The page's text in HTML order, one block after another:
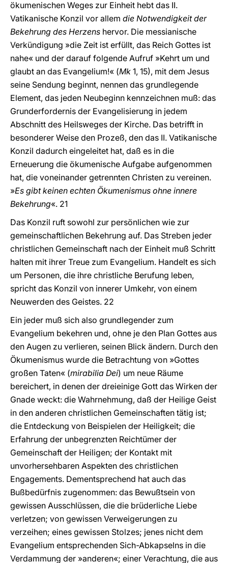
ökumenischen Weges zur Einheit hebt das II.
Vatikanische Konzil vor allem die Notwendigkeit der
Bekehrung des Herzens hervor. Die messianische
Verkündigung »die Zeit ist erfüllt, das Reich Gottes ist
nahe« und der darauf folgende Aufruf »Kehrt um und
glaubt an das Evangelium!« (Mk 1, 15), mit dem Jesus
seine Sendung beginnt, nennen das grundlegende
Element, das jeden Neubeginn kennzeichnen muß: das
Grunderfordernis der Evangelisierung in jedem
Abschnitt des Heilsweges der Kirche. Das betrifft in
besonderer Weise den Prozeß, den das II. Vatikanische
Konzil dadurch eingeleitet hat, daß es in die
Erneuerung die ökumenische Aufgabe aufgenommen
hat, die voneinander getrennten Christen zu vereinen.
»Es gibt keinen echten Ökumenismus ohne innere
Bekehrung«. 21
Das Konzil ruft sowohl zur persönlichen wie zur
gemeinschaftlichen Bekehrung auf. Das Streben jeder
christlichen Gemeinschaft nach der Einheit muß Schritt
halten mit ihrer Treue zum Evangelium. Handelt es sich
um Personen, die ihre christliche Berufung leben,
spricht das Konzil von innerer Umkehr, von einem
Neuwerden des Geistes. 22
Ein jeder muß sich also grundlegender zum
Evangelium bekehren und, ohne je den Plan Gottes aus
den Augen zu verlieren, seinen Blick ändern. Durch den
Ökumenismus wurde die Betrachtung von »Gottes
großen Taten« (mirabilia Dei) um neue Räume
bereichert, in denen der dreieinige Gott das Wirken der
Gnade weckt: die Wahrnehmung, daß der Heilige Geist
in den anderen christlichen Gemeinschaften tätig ist;
die Entdeckung von Beispielen der Heiligkeit; die
Erfahrung der unbegrenzten Reichtümer der
Gemeinschaft der Heiligen; der Kontakt mit
unvorhersehbaren Aspekten des christlichen
Engagements. Dementsprechend hat auch das
Bußbedürfnis zugenommen: das Bewußtsein von
gewissen Ausschlüssen, die die brüderliche Liebe
verletzen; von gewissen Verweigerungen zu
verzeihen; eines gewissen Stolzes; jenes nicht dem
Evangelium entsprechenden Sich-Abkapselns in die
Verdammung der »anderen«; einer Verachtung, die aus